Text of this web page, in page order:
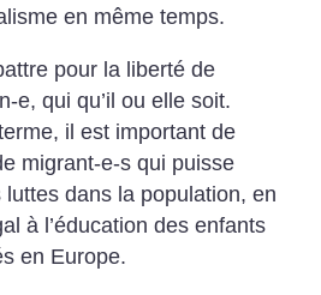
en même temps.
pour la liberté de
e, qui qu’il ou elle soit.
il est important de
migrant-e-s qui puisse
dans la population, en
à l’éducation des enfants
en Europe.